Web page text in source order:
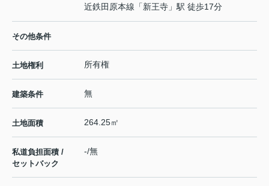
近鉄田原本線 「新王寺 」駅 徒歩17分
その他条件
土地権利 所有権
建築条件 無
土地面積 264.25㎡
私道負担面積 /
セットバック
-/無